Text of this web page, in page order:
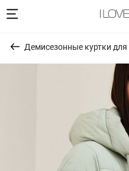
Демисезонные куртки